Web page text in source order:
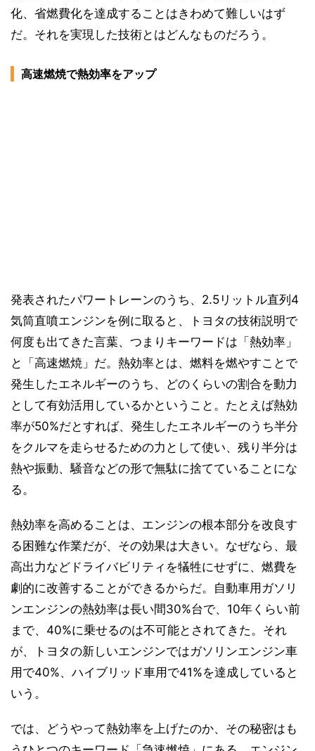
化、省燃費化を達成することはきわめて難しいはず
だ。それを実現した技術とはどんなものだろう。
高速燃焼で熱効率をアップ
発表されたパワートレーンのうち、2.5リットル直列4
気筒直噴エンジンを例に取ると、トヨタの技術説明で
何度も出てきた言葉、つまりキーワードは「熱効率」
と「高速燃焼」だ。熱効率とは、燃料を燃やすことで
発生したエネルギーのうち、どのくらいの割合を動力
として有効活用しているかということ。たとえば熱効
率が50%だとすれば、発生したエネルギーのうち半分
をクルマを走らせるための力として使い、残り半分は
熱や振動、騒音などの形で無駄に捨てていることにな
る。
熱効率を高めることは、エンジンの根本部分を改良す
る困難な作業だが、その効果は大きい。なぜなら、最
高出力などドライバビリティを犠牲にせずに、燃費を
劇的に改善することができるからだ。自動車用ガソリ
ンエンジンの熱効率は長い間30%台で、10年くらい前
まで、40%に乗せるのは不可能とされてきた。それ
が、トヨタの新しいエンジンではガソリンエンジン車
用で40%、ハイブリッド車用で41%を達成していると
いう。
では、どうやって熱効率を上げたのか、その秘密はも